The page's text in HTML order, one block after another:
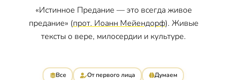
«Истинное Предание — это всегда живое
предание» (прот. Иоанн Мейендорф). Живые
тексты о вере, милосердии и культуре.
Все От первого лица
Думаем